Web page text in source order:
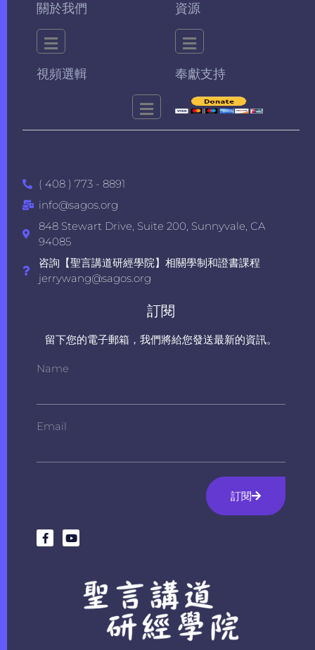
關於我們 資源
視頻選輯 奉獻支持
( 408 ) 773 - 8891
info@sagos.org
848 Stewart Drive, Suite 200, Sunnyvale, CA
94085
咨詢【聖言講道研經學院】相關學制和證書課程
jerrywang@sagos.org
訂閱
留下您的電子郵箱，我們將給您發送最新的資訊。
Name
Email
訂閱